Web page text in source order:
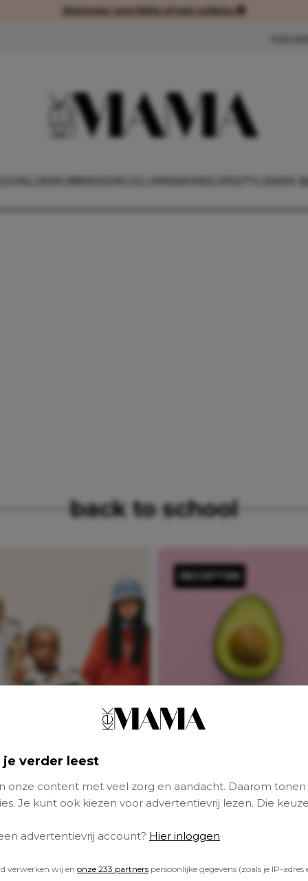
je verder leest
onze content met veel zorg en aandacht. Daarom tonen
Je kunt ook kiezen voor advertentievrij lezen. Die
advertentievrij account? Hier inloggen
verwerken wij en onze 233 partners persoonlijke gegevens (zoals je IP-adres
Abonneer voordelig of met cadeau 🎁
Abonneer voordelig of met
back to school
RECEPTEN
4x terug in het
producten